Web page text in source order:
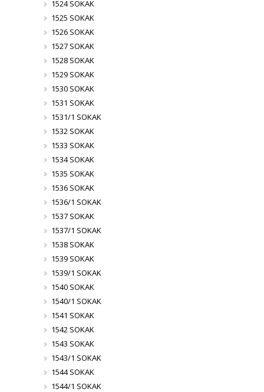
1524 SOKAK
1525 SOKAK
1526 SOKAK
1527 SOKAK
1528 SOKAK
1529 SOKAK
1530 SOKAK
1531 SOKAK
1531/1 SOKAK
1532 SOKAK
1533 SOKAK
1534 SOKAK
1535 SOKAK
1536 SOKAK
1536/1 SOKAK
1537 SOKAK
1537/1 SOKAK
1538 SOKAK
1539 SOKAK
1539/1 SOKAK
1540 SOKAK
1540/1 SOKAK
1541 SOKAK
1542 SOKAK
1543 SOKAK
1543/1 SOKAK
1544 SOKAK
1544/1 SOKAK